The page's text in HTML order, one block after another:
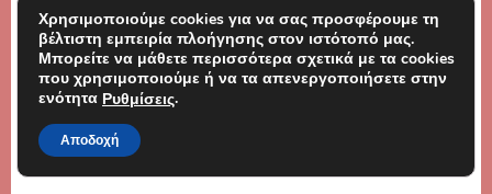
Χρησιμοποιούμε cookies για να σας προσφέρουμε τη
βέλτιστη εμπειρία πλοήγησης στον ιστότοπό μας.
Μπορείτε να μάθετε περισσότερα σχετικά με τα cookies
που χρησιμοποιούμε ή να τα απενεργοποιήσετε στην
ενότητα Ρυθμίσεις.
Αποδοχή